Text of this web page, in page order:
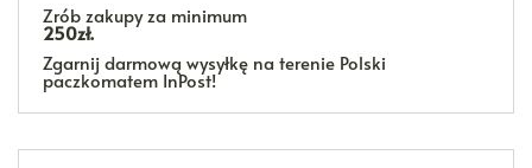
Zrób zakupy za minimum
250zł.
Zgarnij darmową wysyłkę na terenie Polski
paczkomatem InPost!